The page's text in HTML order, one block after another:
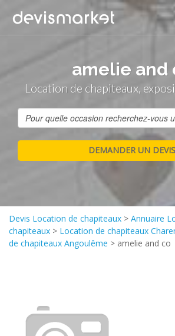
amelie and
Location de chapiteaux,
Devis Location de chapiteaux > Annuaire
chapiteaux > Location de chapiteaux
de chapiteaux Angoulême > amelie and co